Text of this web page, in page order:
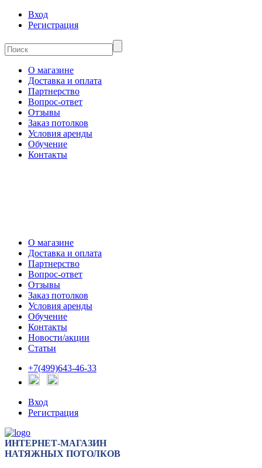
Вход
Регистрация
О магазине
Доставка и оплата
Партнерство
Вопрос-ответ
Отзывы
Заказ потолков
Условия аренды
Обучение
Контакты
О магазине
Доставка и оплата
Партнерство
Вопрос-ответ
Отзывы
Заказ потолков
Условия аренды
Обучение
Контакты
Новости/акции
Статьи
+7(499)643-46-33
Вход
Регистрация
ИНТЕРНЕТ-МАГАЗИН
НАТЯЖНЫХ ПОТОЛКОВ